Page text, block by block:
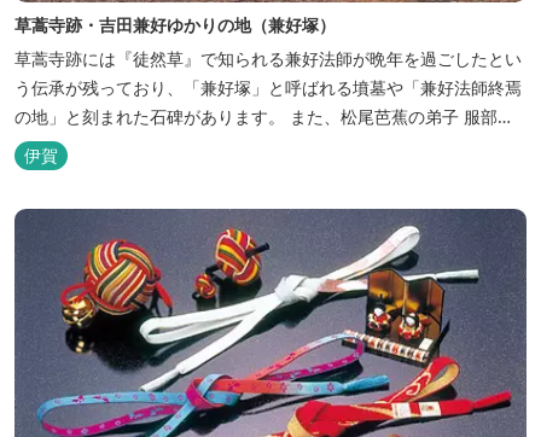
草蒿寺跡・吉田兼好ゆかりの地（兼好塚）
草蒿寺跡には『徒然草』で知られる兼好法師が晩年を過ごしたとい
う伝承が残っており、「兼好塚」と呼ばれる墳墓や「兼好法師終焉
の地」と刻まれた石碑があります。 また、松尾芭蕉の弟子 服部土
芳がこの地を訪れて詠んだ句の句碑を見ることもできます。
伊賀